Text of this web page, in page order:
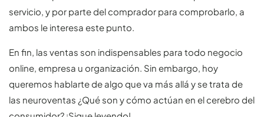
servicio, y por parte del comprador para comprobarlo, a
ambos le interesa este punto.
En fin, las ventas son indispensables para todo negocio
online, empresa u organización. Sin embargo, hoy
queremos hablarte de algo que va más allá y se trata de
las neuroventas ¿Qué son y cómo actúan en el cerebro del